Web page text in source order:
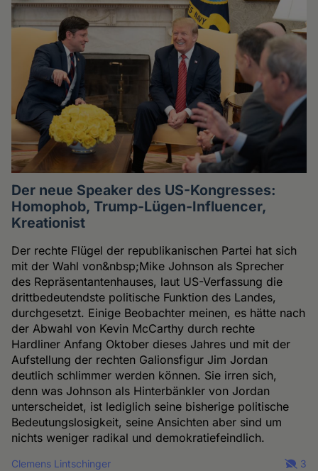
Der neue Speaker des US-Kongresses:
Homophob, Trump-Lügen-Influencer,
Kreationist
Der rechte Flügel der republikanischen Partei hat sich
mit der Wahl von&nbsp;Mike Johnson als Sprecher
des Repräsentantenhauses, laut US-Verfassung die
drittbedeutendste politische Funktion des Landes,
durchgesetzt. Einige Beobachter meinen, es hätte nach
der Abwahl von Kevin McCarthy durch rechte
Hardliner Anfang Oktober dieses Jahres und mit der
Aufstellung der rechten Galionsfigur Jim Jordan
deutlich schlimmer werden können. Sie irren sich,
denn was Johnson als Hinterbänkler von Jordan
unterscheidet, ist lediglich seine bisherige politische
Bedeutungslosigkeit, seine Ansichten aber sind um
nichts weniger radikal und demokratiefeindlich.
Clemens Lintschinger
3